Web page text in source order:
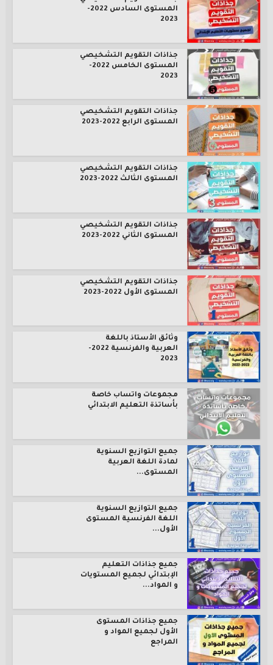
المستوى السادس 2022-
2023
جذاذات التقويم التشخيصي
المستوى الخامس 2022-
2023
جذاذات التقويم التشخيصي
المستوى الرابع 2022-2023
جذاذات التقويم التشخيصي
المستوى الثالث 2022-2023
جذاذات التقويم التشخيصي
المستوى الثاني 2022-2023
جذاذات التقويم التشخيصي
المستوى الأول 2022-2023
وثائق الأستاذ باللغة
العربية والفرنسية 2022-
2023
مجموعات واتساب خاصة
بأساتذة التعليم الابتدائي
جميع التوازيع السنوية
لمادة اللغة العربية
المستوى...
جميع التوازيع السنوية
اللغة الفرنسية المستوى
الأول...
جميع جذاذات التعليم
الإبتدائي لجميع المستويات
و المواد...
جميع جذاذات المستوى
الأول لجميع المواد و
المراجع